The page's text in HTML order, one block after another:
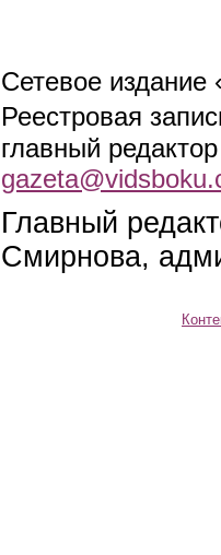
Сетевое издание
Реестровая
главный
Главный
Смирнова,